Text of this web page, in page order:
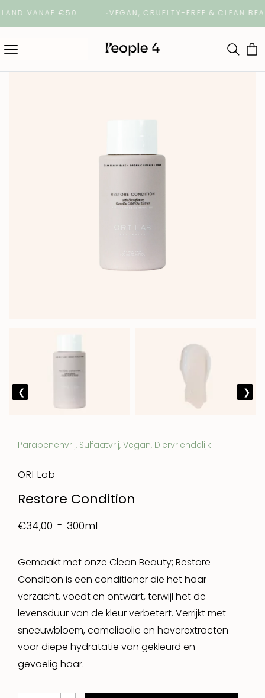
VANAF €50 VEGAN, CRUELTY-FREE & CLEAN
Parabenenvrij, Sulfaatvrij, Vegan, Diervriendelijk
ORI Lab
Restore Condition
€34,00 300ml
Gemaakt met onze Clean Beauty; Restore
Condition is een conditioner die het haar
verzacht, voedt en ontwart, terwijl het de
levensduur van de kleur verbetert. Verrijkt met
sneeuwbloem, cameliaolie en haverextracten
voor diepe hydratatie van gekleurd en
gevoelig haar.